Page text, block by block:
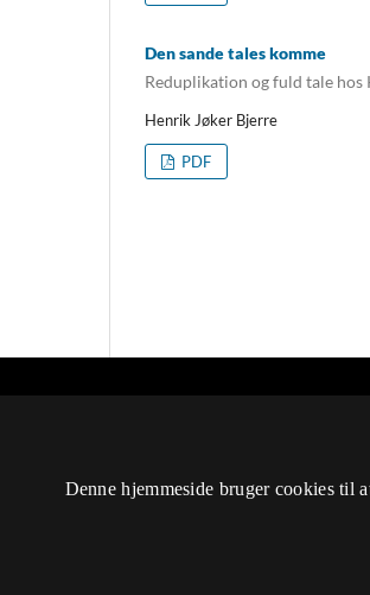
Den sande tales komme
Reduplikation og fuld tale hos
Henrik Jøker Bjerre
PDF
Lamella - Tidsskrift for
ISSN 2596-769X (Online)
Denne hjemmeside bruger cookies til